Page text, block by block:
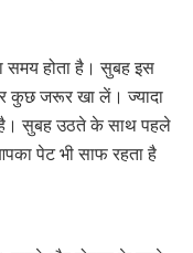
होता है। सुबह इस
कुछ जरूर खा लें। ज्यादा
सुबह उठते के साथ पहले
पेट भी साफ रहता है